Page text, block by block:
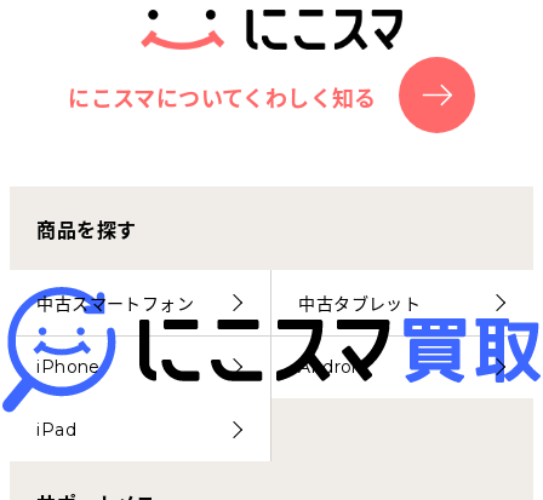
サポートセンター
お客さまの声
にこスマ通信
マイページ
にこスマについてくわしく知る
商品を探す
中古スマートフォン 中古タブレット
iPhone Android
iPad